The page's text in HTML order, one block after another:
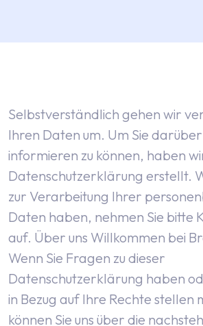
Selbstverständlich gehen wir
Ihren Daten um. Um Sie
informieren zu können, haben
Datenschutzerklärung erstellt.
zur Verarbeitung Ihrer
Daten haben, nehmen Sie bitte
auf. Über uns Willkommen bei
Wenn Sie Fragen zu dieser
Datenschutzerklärung haben
in Bezug auf Ihre Rechte stellen
können Sie uns über die